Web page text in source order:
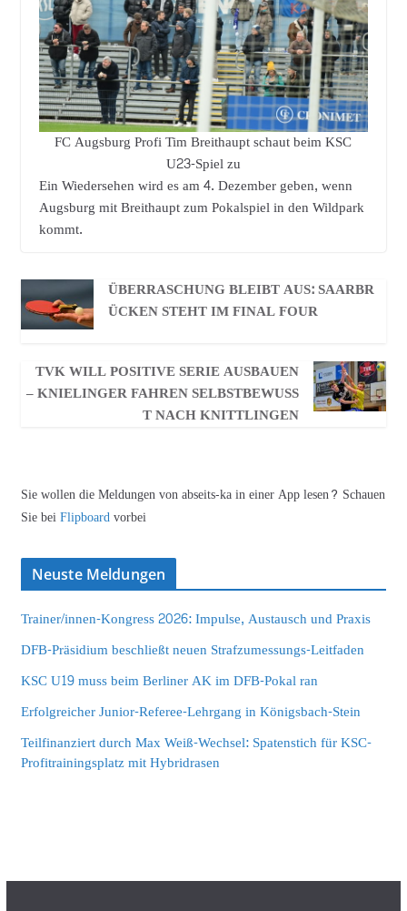
FC Augsburg Profi Tim Breithaupt schaut beim KSC
U23-Spiel zu
Ein Wiedersehen wird es am 4. Dezember geben, wenn
Augsburg mit Breithaupt zum Pokalspiel in den Wildpark
kommt.
ÜBERRASCHUNG BLEIBT AUS: SAARBR
ÜCKEN STEHT IM FINAL FOUR
TVK WILL POSITIVE SERIE AUSBAUEN
– KNIELINGER FAHREN SELBSTBEWUSS
T NACH KNITTLINGEN
Sie wollen die Meldungen von abseits-ka in einer App lesen? Schauen
Sie beiFlipboardvorbei
Neuste Meldungen
Trainer/innen-Kongress 2026: Impulse, Austausch und Praxis
DFB-Präsidium beschließt neuen Strafzumessungs-Leitfaden
KSC U19 muss beim Berliner AK im DFB-Pokal ran
Erfolgreicher Junior-Referee-Lehrgang in Königsbach-Stein
Teilfinanziert durch Max Weiß-Wechsel: Spatenstich für KSC-
Profitrainingsplatz mit Hybridrasen